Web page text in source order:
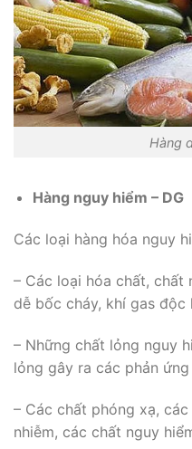
Hàng
Hàng nguy hiểm – DG
Các loại hàng hóa nguy
– Các loại hóa chất, chất
dễ bốc cháy, khí gas độc
– Những chất lỏng nguy
lỏng gây ra các phản
– Các chất phóng xạ,
nhiễm, các chất nguy